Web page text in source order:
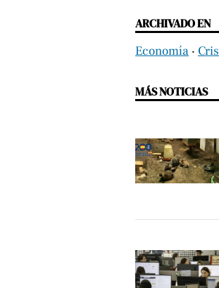
ARCHIVADO EN
Economía ‧
MÁS NOTICIAS